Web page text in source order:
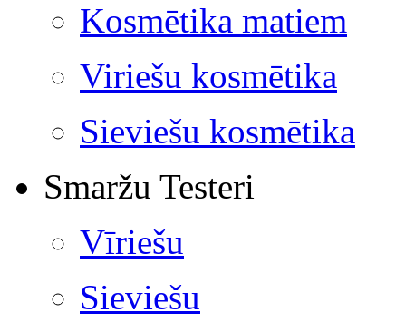
Kosmētika matiem
Viriešu kosmētika
Sieviešu kosmētika
Smaržu Testeri
Vīriešu
Sieviešu